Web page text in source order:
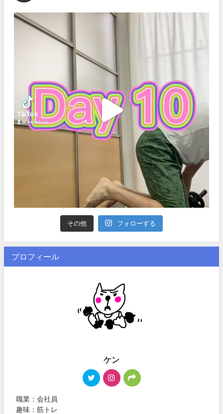
その他 フォローする
プロフィール
ケン
職業：会社員
趣味：筋トレ